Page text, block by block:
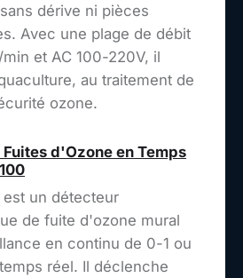
dérive ni pièces
Avec une plage de débit
et AC 100-220V, il
au traitement de
ozone.
d'Ozone en Temps
est un détecteur
de fuite d'ozone mural
en continu de 0-1 ou
réel. Il déclenche